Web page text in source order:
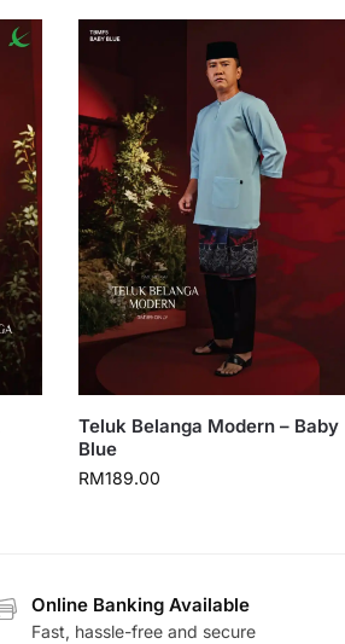
Teluk Belanga Modern – Baby
Blue
RM189.00
Online Banking Available
Fast, hassle-free and secure